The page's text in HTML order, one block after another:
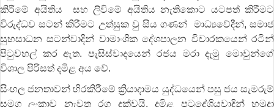
කිරීමේ අයිතිය සහ ලිවිමේ අයිතිය නැතිකොට යටපත් කිරීමට
විරුද්ධව සටන් කිරීමට උත්සුක වු සිය ගණන් මාධ්‍යවේදීන්, සමාජ
සුභසාධන සටන්වාදින් වාමාංශික දේශපාලන විචාරකයෙන් රටින්
පිටුවහල් කර ඇත. පැසිස්වාදයෙන් රජය මරා දැමු මොවුන්ගේ
විශාල පිරිසත් දමිළ අය වේ.
සිංහල ජනතාවන් හිරකිරීමේ ක්‍රියාදාමය යුද්ධයෙන් පසු ජය සැමරුම්
සමග ලංකාව නැවත රග දක්වයි. දමිළ පටුදේශියවාදින් හමුදා